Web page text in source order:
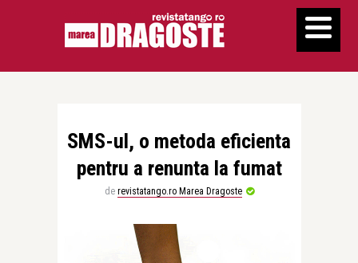
SMS-ul, o metoda eficienta
pentru a renunta la fumat
de revistatango.ro Marea Dragoste